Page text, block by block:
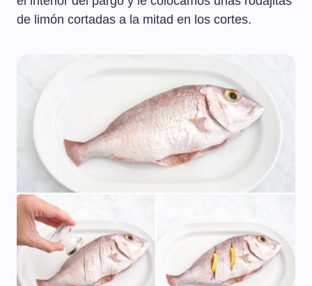
de limón cortadas a la mitad en los cortes.